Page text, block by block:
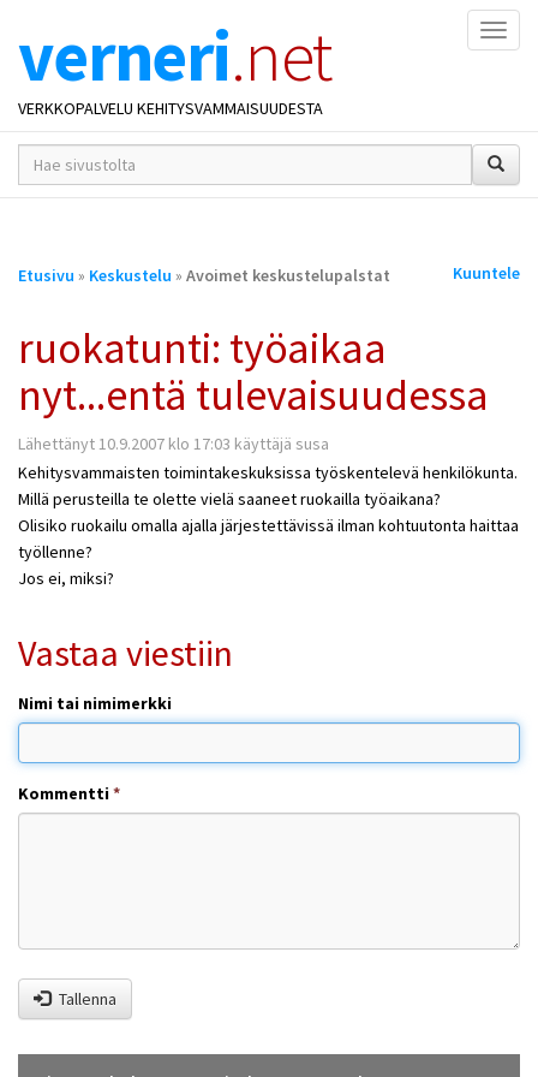
verneri.net
VERKKOPALVELU KEHITYSVAMMAISUUDESTA
hakusana(t)
*
Olet
Etusivu » Keskustelu » Avoimet keskustelupalstat Kuuntele
ruokatunti: työaikaa
nyt...entä tulevaisuudessa
Lähettänyt 10.9.2007 klo 17:03 käyttäjä susa
Kehitysvammaisten toimintakeskuksissa työskentelevä henkilökunta.
Millä perusteilla te olette vielä saaneet ruokailla työaikana?
Olisiko ruokailu omalla ajalla järjestettävissä ilman kohtuutonta haittaa
työllenne?
Jos ei, miksi?
Vastaa viestiin
Nimi tai nimimerkki
Kommentti*
Tallenna